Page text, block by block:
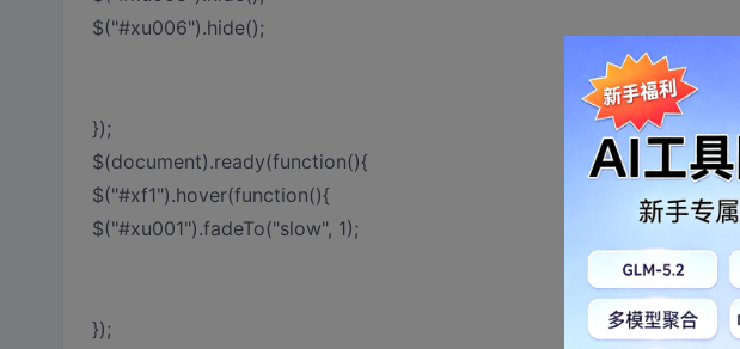
$("#xu006").hide();
});
$(document).ready(function(){
$("#xf1").hover(function(){
$("#xu001").fadeTo("slow", 1);
});